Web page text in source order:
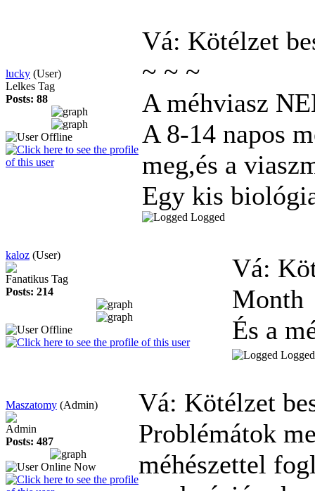
lucky (User)
Lelkes Tag
Posts: 88
Vá: Kötélzet
~ ~ ~
A méhviasz
A 8-14 napos
meg,és a
Egy kis
Logged
kaloz (User)
Fanatikus Tag
Posts: 214
Vá:
Month
És a
Logged
Maszatomy (Admin)
Admin
Posts: 487
Vá: Kötélzet
Problémátok
méhészettel